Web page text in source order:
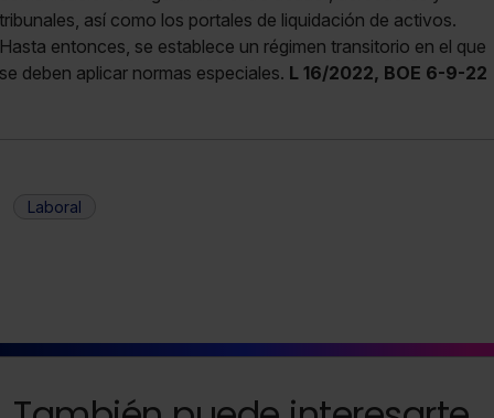
L 16/2022, BOE 6-9-22
Laboral